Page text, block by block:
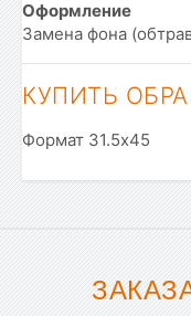
Оформление
Замена фона
КУПИТЬ
Формат 31.5x45